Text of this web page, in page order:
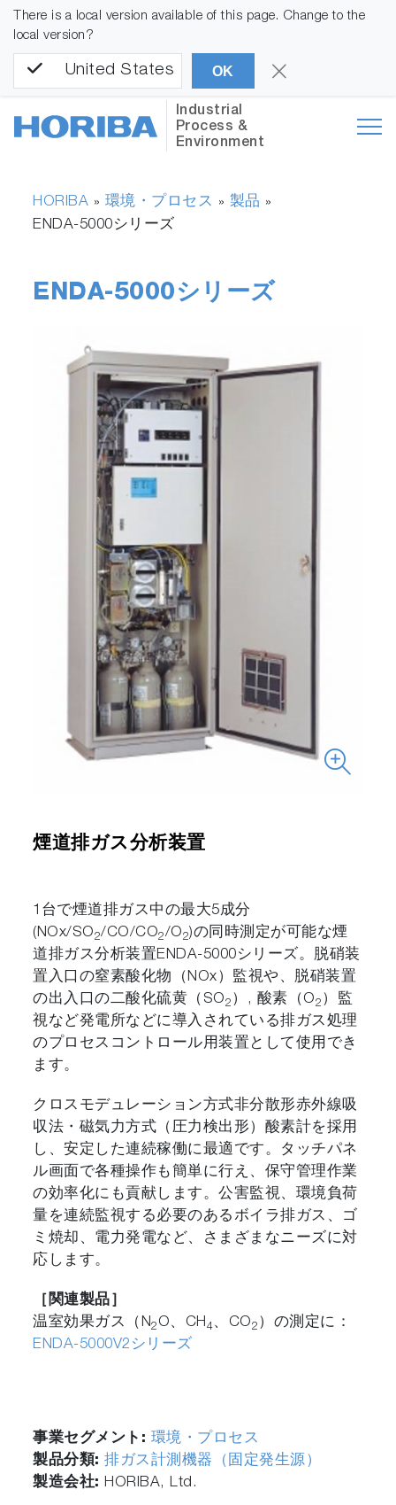
There is a local version available of this page. Change to the
local version?
United States OK
Industrial
Process &
Environment
HORIBA » 環境・プロセス » 製品 »
ENDA-5000シリーズ
ENDA-5000シリーズ
煙道排ガス分析装置
1台で煙道排ガス中の最大5成分
(NOx/SO2/CO/CO2/O2)の同時測定が可能な煙
道排ガス分析装置ENDA-5000シリーズ。脱硝装
置入口の窒素酸化物（NOx）監視や、脱硝装置
の出入口の二酸化硫黄（SO2 ）, 酸素（O2 ）監
視など発電所などに導入されている排ガス処理
のプロセスコントロール用装置として使用でき
ます。
クロスモデュレーション方式非分散形赤外線吸
収法・磁気力方式（圧力検出形）酸素計を採用
し、安定した連続稼働に最適です。タッチパネ
ル画面で各種操作も簡単に行え、保守管理作業
の効率化にも貢献します。公害監視、環境負荷
量を連続監視する必要のあるボイラ排ガス、ゴ
ミ焼却、電力発電など、さまざまなニーズに対
応します。
［関連製品］
温室効果ガス（N2 O、CH4、CO2 ）の測定に：
ENDA-5000V2シリーズ
事業セグメント: 環境・プロセス
製品分類:排ガス計測機器（固定発生源）
製造会社:HORIBA, Ltd.